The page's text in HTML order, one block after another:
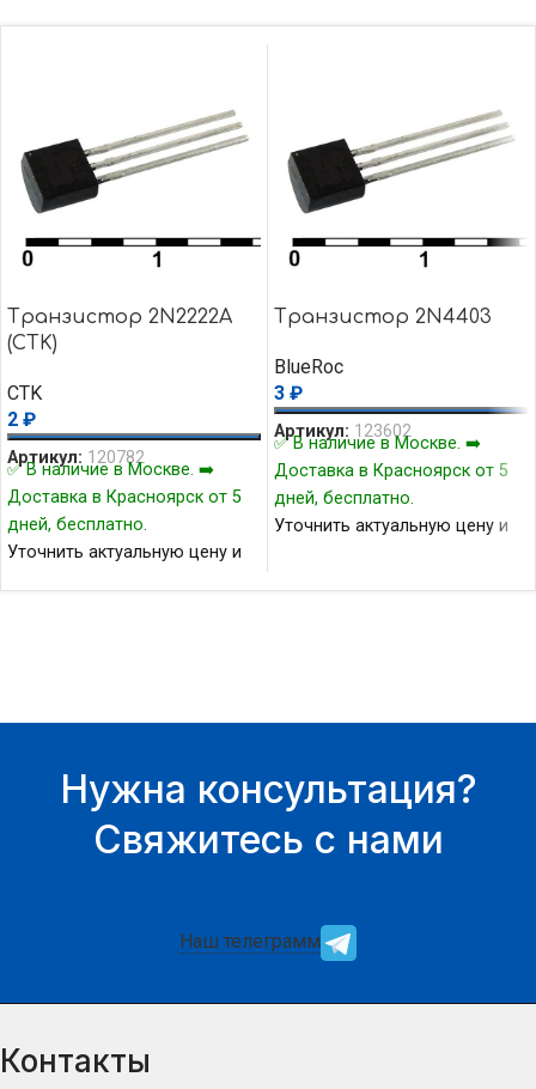
Транзистор 2N2222A
(CTK)
CTK
2 ₽
Артикул: 120782
✅ В наличие в Москве. ➡️
Доставка в Красноярск от 5
дней, бесплатно.
Уточнить актуальную цену и
Транзистор 2N4403
BlueRoc
3 ₽
Артикул: 123602
✅ В наличие в Москве. ➡️
Доставка в Красноярск от 5
дней, бесплатно.
Уточнить актуальную цену и
Нужна консультация?
Свяжитесь с нами
Наш телеграмм
Контакты